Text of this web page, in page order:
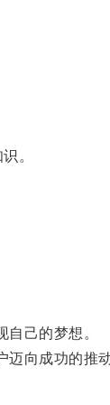
。
己的梦想。
向成功的推